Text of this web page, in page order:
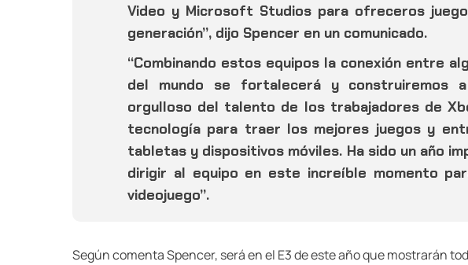
Video y Microsoft Studios para ofreceros
generación”, dijo Spencer en un comunicado.
“Combinando estos equipos la conexión entre
del mundo se fortalecerá y construiremos
orgulloso del talento de los trabajadores de
tecnología para traer los mejores juegos y
tabletas y dispositivos móviles. Ha sido un año
dirigir al equipo en este increíble momento
videojuego”.
Según comenta Spencer, será en el E3 de este año que mostrarán